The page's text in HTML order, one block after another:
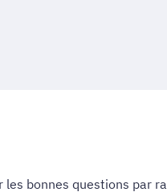
bonnes questions par